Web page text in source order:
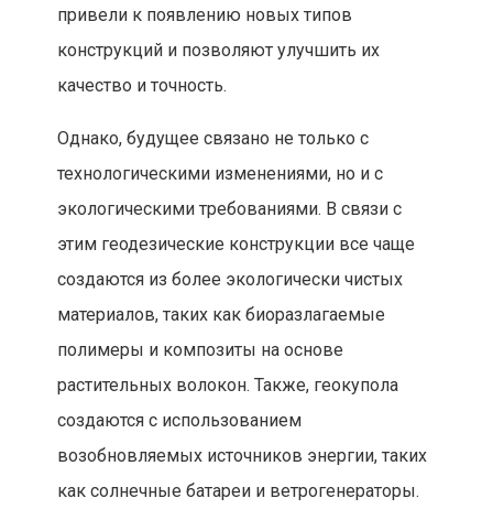
привели к появлению новых типов
конструкций и позволяют улучшить их
качество и точность.
Однако, будущее связано не только с
технологическими изменениями, но и с
экологическими требованиями. В связи с
этим геодезические конструкции все чаще
создаются из более экологически чистых
материалов, таких как биоразлагаемые
полимеры и композиты на основе
растительных волокон. Также, геокупола
создаются с использованием
возобновляемых источников энергии, таких
как солнечные батареи и ветрогенераторы.